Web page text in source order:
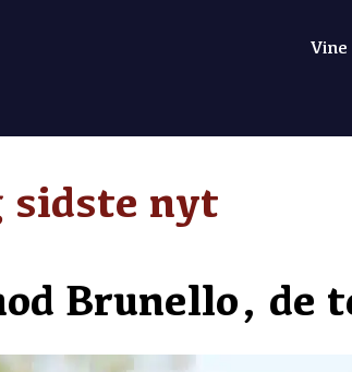
sidste nyt
Brunello, de